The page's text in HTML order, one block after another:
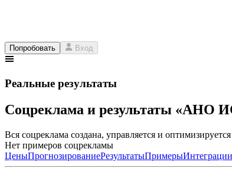
Попробовать Вход
Реальные результаты
Соцреклама и результаты «АНО
Вся соцреклама создана, управляется и
Нет примеров соцрекламы
ЦеныПрогнозированиеРезультатыПримерыИнтеграции